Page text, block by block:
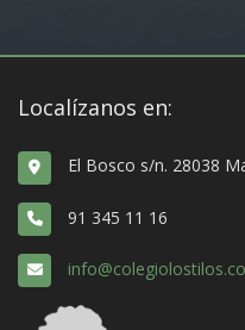
Localízanos en:
El Bosco s/n. 28038
91 345 11 16